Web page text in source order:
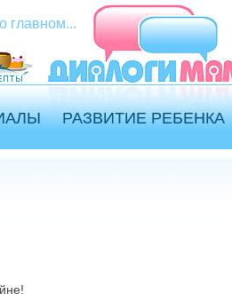
главном...
РАЗВИТИЕ РЕБЕНКА